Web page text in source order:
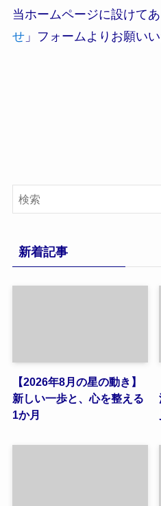
当ホームページに設けてあ
せ」フォームよりお願いい
新着記事
【2026年8月の星の動き】
新しい一歩と、心を整える
1か月